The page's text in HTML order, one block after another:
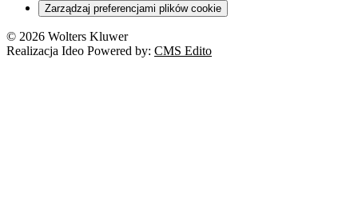
Zarządzaj preferencjami plików cookie
© 2026 Wolters Kluwer
Realizacja Ideo Powered by: CMS Edito